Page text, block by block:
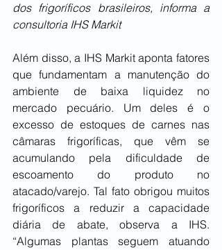
dos frigoríficos brasileiros, informa a
consultoria IHS Markit
Além disso, a IHS Markit aponta fatores
que fundamentam a manutenção do
ambiente de baixa liquidez no
mercado pecuário. Um deles é o
excesso de estoques de carnes nas
câmaras frigoríficas, que vêm se
acumulando pela dificuldade de
escoamento do produto no
atacado/varejo. Tal fato obrigou muitos
frigoríficos a reduzir a capacidade
diária de abate, observa a IHS.
“Algumas plantas seguem atuando